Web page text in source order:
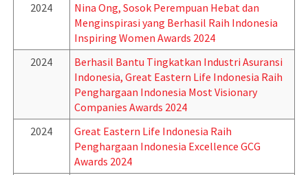
2024
Nina Ong, Sosok Perempuan Hebat dan
Menginspirasi yang Berhasil Raih Indonesia
Inspiring Women Awards 2024
2024
Berhasil Bantu Tingkatkan Industri Asuransi
Indonesia, Great Eastern Life Indonesia Raih
Penghargaan Indonesia Most Visionary
Companies Awards 2024
2024
Great Eastern Life Indonesia Raih
Penghargaan Indonesia Excellence GCG
Awards 2024